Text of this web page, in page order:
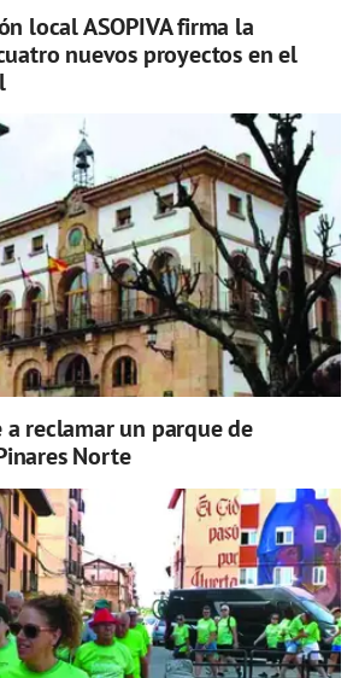
local ASOPIVA firma la
nuevos proyectos en el
reclamar un parque de
Norte